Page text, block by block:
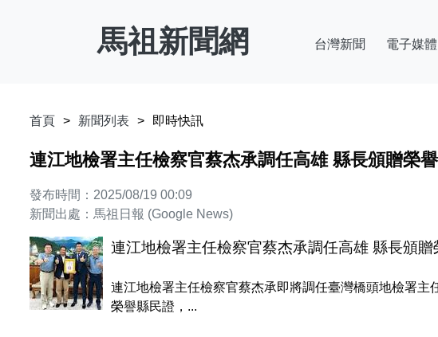
馬祖新聞網 台灣新聞 電子媒體
首頁 新聞列表 即時快訊
連江地檢署主任檢察官蔡杰承調任高雄 縣長頒贈榮
發布時間：2025/08/19 00:09
新聞出處：馬祖日報 (Google News)
連江地檢署主任檢察官蔡杰承調任高雄 縣長頒贈
連江地檢署主任檢察官蔡杰承即將調任臺灣橋頭地檢署
榮譽縣民證，...